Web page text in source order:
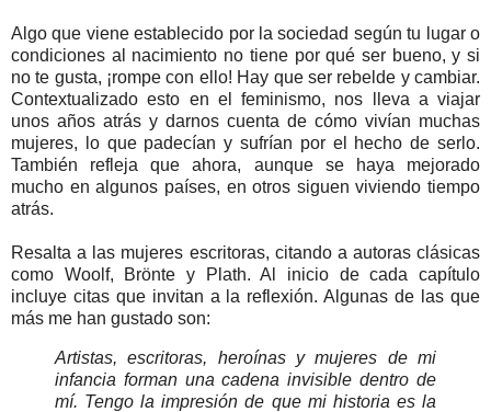
Algo que viene establecido por la sociedad según tu lugar o
condiciones al nacimiento no tiene por qué ser bueno, y si
no te gusta, ¡rompe con ello! Hay que ser rebelde y cambiar.
Contextualizado esto en el feminismo, nos lleva a viajar
unos años atrás y darnos cuenta de cómo vivían muchas
mujeres, lo que padecían y sufrían por el hecho de serlo.
También refleja que ahora, aunque se haya mejorado
mucho en algunos países, en otros siguen viviendo tiempo
atrás.
Resalta a las mujeres escritoras, citando a autoras clásicas
como Woolf, Brönte y Plath. Al inicio de cada capítulo
incluye citas que invitan a la reflexión. Algunas de las que
más me han gustado son:
Artistas, escritoras, heroínas y mujeres de mi
infancia forman una cadena invisible dentro de
mí. Tengo la impresión de que mi historia es la